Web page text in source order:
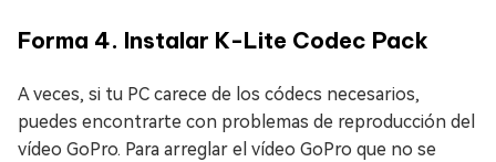
Forma 4. Instalar K-Lite Codec Pack
A veces, si tu PC carece de los códecs necesarios,
puedes encontrarte con problemas de reproducción del
vídeo GoPro. Para arreglar el vídeo GoPro que no se